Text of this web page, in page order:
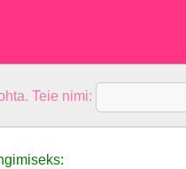
Teie nimi: